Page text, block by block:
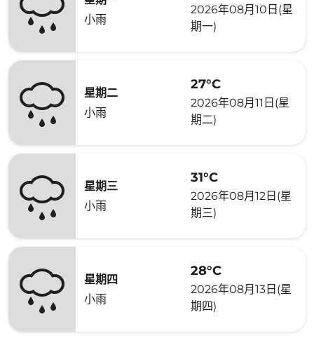
小雨
2026年08月10日(星
期一)
星期二
小雨
27°C
2026年08月11日(星
期二)
星期三
小雨
31°C
2026年08月12日(星
期三)
星期四
小雨
28°C
2026年08月13日(星
期四)